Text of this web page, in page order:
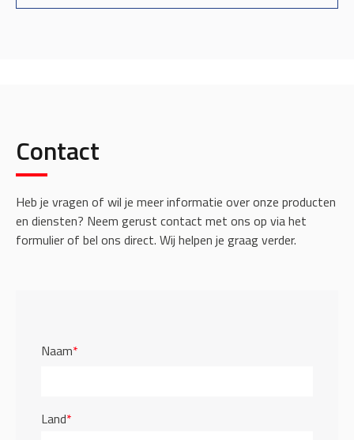
Contact
Heb je vragen of wil je meer informatie over onze producten
en diensten? Neem gerust contact met ons op via het
formulier of bel ons direct. Wij helpen je graag verder.
Naam*
Land*